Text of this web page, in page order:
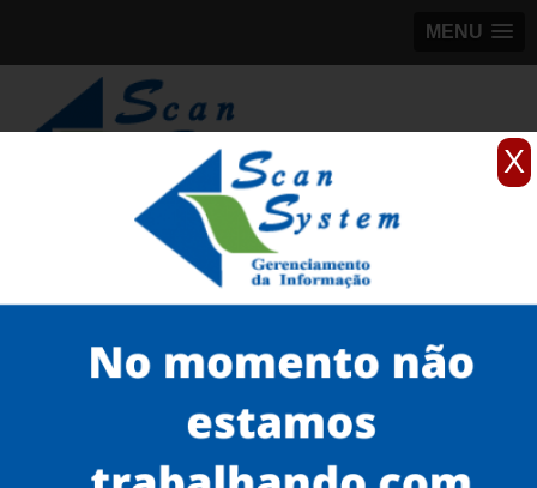
X
MENU
98184-5245
scanner 3D EVA para peças
scanner 3D EVA para peças preço em Guararema
Serviços